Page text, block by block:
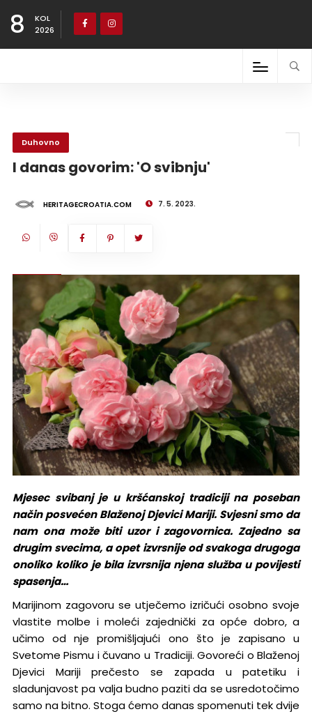
8
KOL
2026
Duhovno
I danas govorim: 'O svibnju'
HERITAGECROATIA.COM 7. 5. 2023.
Mjesec svibanj je u kršćanskoj tradiciji na poseban
način posvećen Blaženoj Djevici Mariji. Svjesni smo da
nam ona može biti uzor i zagovornica. Zajedno sa
drugim svecima, a opet izvrsnije od svakoga drugoga
onoliko koliko je bila izvrsnija njena služba u povijesti
spasenja…
Marijinom zagovoru se utječemo izričući osobno svoje
vlastite molbe i moleći zajednički za opće dobro, a
učimo od nje promišljajući ono što je zapisano u
Svetome Pismu i čuvano u Tradiciji. Govoreći o Blaženoj
Djevici Mariji prečesto se zapada u patetiku i
sladunjavost pa valja budno paziti da se usredotočimo
samo na bitno. Stoga ćemo danas spomenuti tek dvije